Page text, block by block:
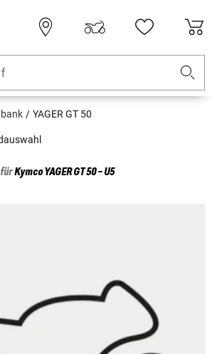
YAGER GT 50
fürKymcoYAGER GT 50 - U5